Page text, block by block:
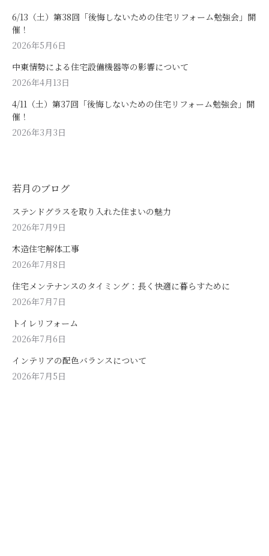
6/13（土）第38回「後悔しないための住宅リフォーム勉強会」開
催！
2026年5月6日
中東情勢による住宅設備機器等の影響について
2026年4月13日
4/11（土）第37回「後悔しないための住宅リフォーム勉強会」開
催！
2026年3月3日
若月のブログ
ステンドグラスを取り入れた住まいの魅力
2026年7月9日
木造住宅解体工事
2026年7月8日
住宅メンテナンスのタイミング：長く快適に暮らすために
2026年7月7日
トイレリフォーム
2026年7月6日
インテリアの配色バランスについて
2026年7月5日